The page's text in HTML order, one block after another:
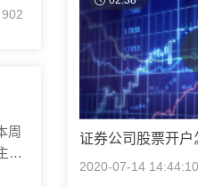
902
周
要
证券公司股票开户
2020-07-14 14:44:10